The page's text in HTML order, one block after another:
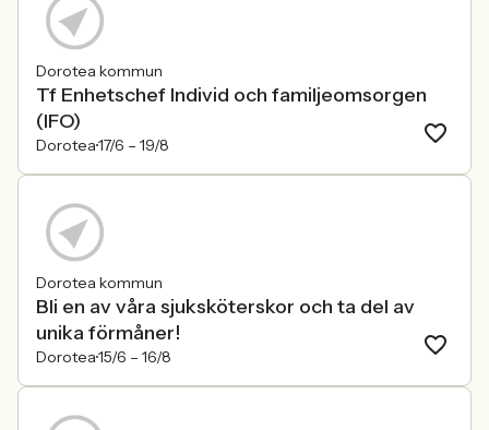
Dorotea kommun
Tf Enhetschef Individ och familjeomsorgen
(IFO)
Dorotea17/6 – 19/8
Dorotea kommun
Bli en av våra sjuksköterskor och ta del av
unika förmåner!
Dorotea15/6 – 16/8